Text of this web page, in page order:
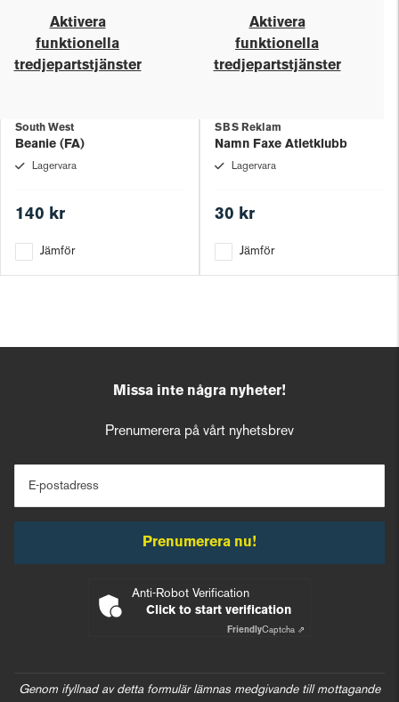
Aktivera
funktionella
tredjepartstjänster
South West
Beanie (FA)
Lagervara
140 kr
Jämför
Aktivera
funktionella
tredjepartstjänster
SBS Reklam
Namn Faxe Atletklubb
Lagervara
30 kr
Jämför
Missa inte några nyheter!
Prenumerera på vårt nyhetsbrev
E-postadress
Prenumerera nu!
Anti-Robot Verification
Click to start verification
FriendlyCaptcha ⇗
Genom ifyllnad av detta formulär lämnas medgivande till mottagande